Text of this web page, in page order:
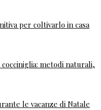
per coltivarlo in casa
metodi naturali,
le vacanze di Natale